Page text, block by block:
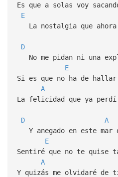
Es que a solas voy
E
La nostalgia que ahora
D
No me pidan ni una
E
Si es que no ha de hallar
A
La felicidad que ya perdí
D
A
Y anegado en este mar
E
Sentiré que no te quise
A
Y quizás me olvidaré de